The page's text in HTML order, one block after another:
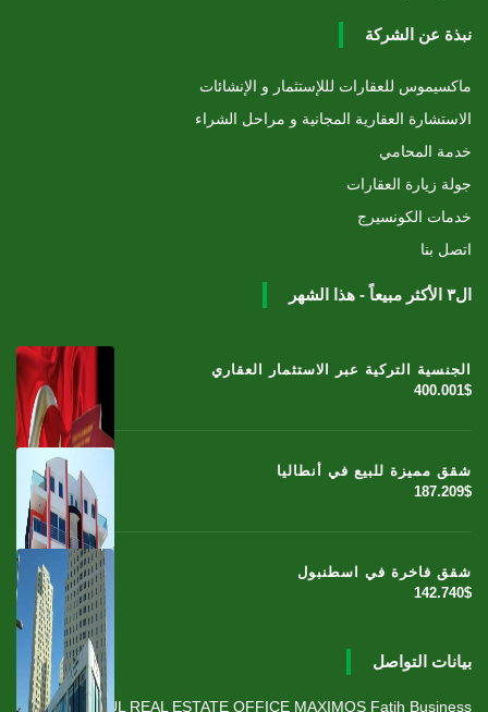
نبذة عن الشركة
ماكسيموس للعقارات لللإستثمار و الإنشائات
الاستشارة العقارية المجانية و مراحل الشراء
خدمة المحامي
جولة زيارة العقارات
خدمات الكونسيرج
اتصل بنا
ال٣ الأكثر مبيعاً - هذا الشهر
الجنسية التركية عبر الاستثمار العقاري
400.001$
شقق مميزة للبيع في أنطاليا
187.209$
شقق فاخرة في اسطنبول
142.740$
بيانات التواصل
ISTANBUL REAL ESTATE OFFICE MAXIMOS Fatih Business